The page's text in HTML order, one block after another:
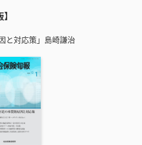
と対応策」島崎謙治